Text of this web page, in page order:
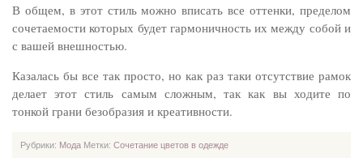
В общем, в этот стиль можно вписать все оттенки, пределом
сочетаемости которых будет гармоничность их между собой и
с вашей внешностью.
Казалась бы все так просто, но как раз таки отсутствие рамок
делает этот стиль самым сложным, так как вы ходите по
тонкой грани безобразия и креативности.
Рубрики: Мода Метки: Сочетание цветов в одежде